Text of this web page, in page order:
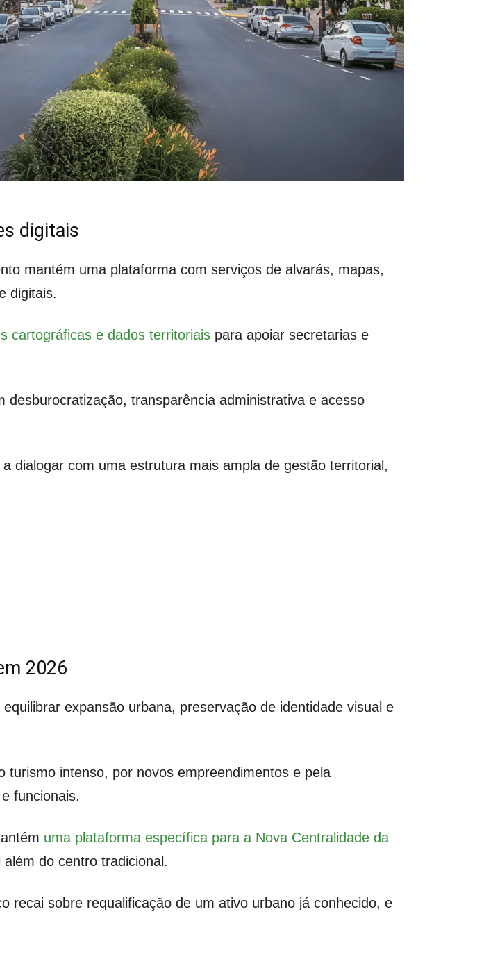
digitais
mantém uma plataforma com serviços de alvarás, mapas,
digitais.
cartográficas e dados territoriais para apoiar secretarias e
transparência administrativa e acesso
dialogar com uma estrutura mais ampla de gestão territorial,
2026
expansão urbana, preservação de identidade visual e
turismo intenso, por novos empreendimentos e pela
funcionais.
uma plataforma específica para a Nova Centralidade da
do centro tradicional.
recai sobre requalificação de um ativo urbano já conhecido, e